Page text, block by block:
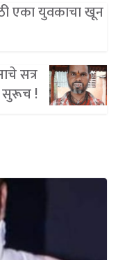
एका युवकाचा खून
सत्र
सुरूच !